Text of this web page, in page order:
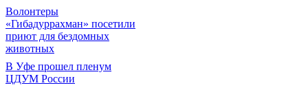
Волонтеры
«Гибадуррахман» посетили
приют для бездомных
животных
В Уфе прошел пленум
ЦДУМ России